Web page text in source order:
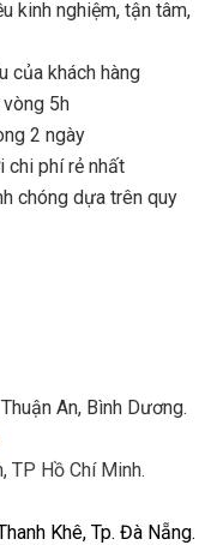
kinh nghiệm, tận tâm,
của khách hàng
5h
2 ngày
phí rẻ nhất
chóng dựa trên quy
An, Bình Dương.
TP Hồ Chí Minh.
Khê, Tp. Đà Nẵng.